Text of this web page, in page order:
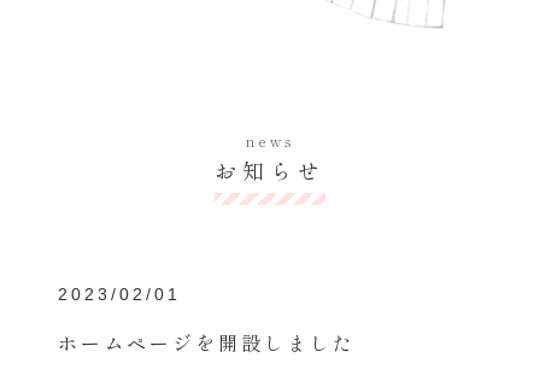
news
お知らせ
2023/02/01
ホームページを開設しました